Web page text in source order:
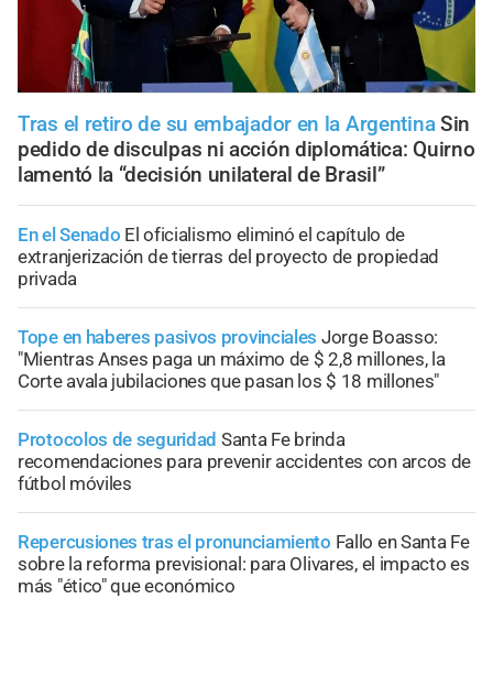
Tras el retiro de su embajador en la Argentina Sin
pedido de disculpas ni acción diplomática: Quirno
lamentó la “decisión unilateral de Brasil”
En el Senado El oficialismo eliminó el capítulo de
extranjerización de tierras del proyecto de propiedad
privada
Tope en haberes pasivos provinciales Jorge Boasso:
"Mientras Anses paga un máximo de $ 2,8 millones, la
Corte avala jubilaciones que pasan los $ 18 millones"
Protocolos de seguridad Santa Fe brinda
recomendaciones para prevenir accidentes con arcos de
fútbol móviles
Repercusiones tras el pronunciamiento Fallo en Santa Fe
sobre la reforma previsional: para Olivares, el impacto es
más "ético" que económico